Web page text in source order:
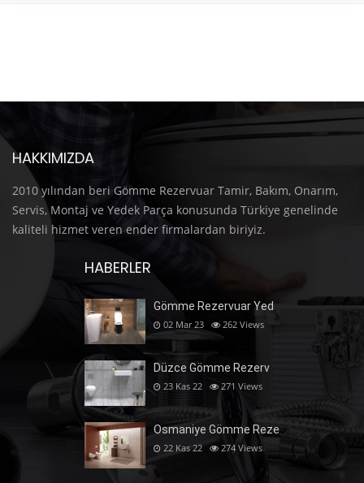
HAKKIMIZDA
2010 yılından beri Gömme Rezervuar Tamir, Bakım, Onarım,
Servis, Montaj ve Yedek Parça konusunda Türkiye genelinde
kaliteli hizmet veren ender firmalardan biriyiz.
HABERLER
Gömme Rezervuar Yed
02 Mar 23 262 Views
Düzce Gömme Rezerv
23 Kas 22 271 Views
Osmaniye Gömme Reze
22 Kas 22 274 Views